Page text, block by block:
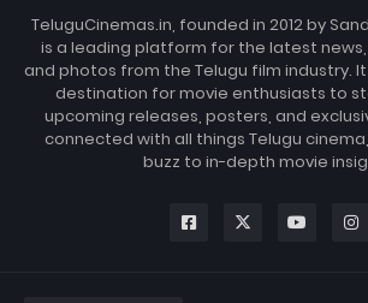
TeluguCinemas.in, founded in 2012 by
is a leading platform for the latest
and photos from the Telugu film industry.
destination for movie enthusiasts to
upcoming releases, posters, and
connected with all things Telugu
buzz to in-depth movie